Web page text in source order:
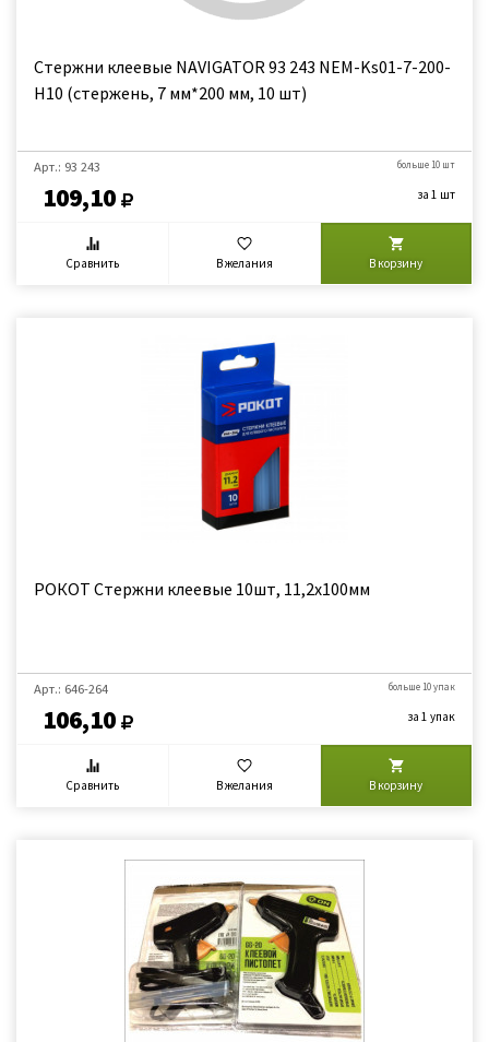
Стержни клеевые NAVIGATOR 93 243 NEM-Ks01-7-200-
H10 (стержень, 7 мм*200 мм, 10 шт)
Арт.: 93 243
109,10
больше 10 шт
за 1 шт
Сравнить В желания В корзину
РОКОТ Стержни клеевые 10шт, 11,2x100мм
Арт.: 646-264
106,10
больше 10 упак
за 1 упак
Сравнить В желания В корзину